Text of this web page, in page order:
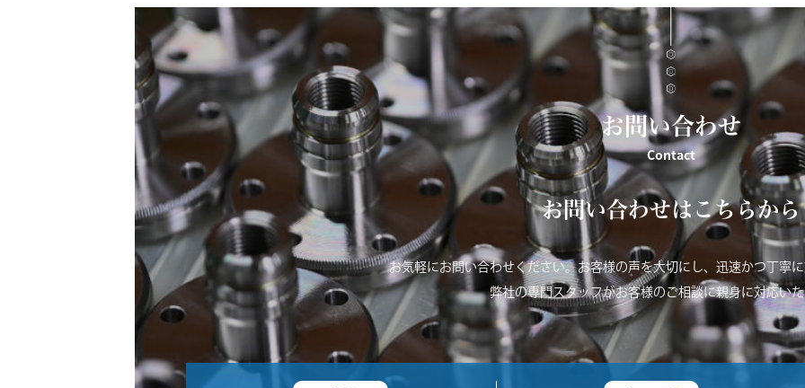
お問い合わせ
Contact
お問い合わせはこちらから
お気軽にお問い合わせください。お客様の声を大切にし、迅速かつ丁寧
弊社の専門スタッフがお客様のご相談に親身に対応い